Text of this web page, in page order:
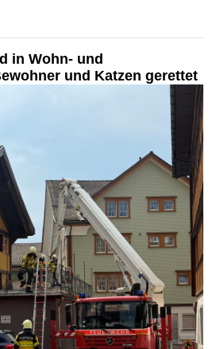
in Wohn- und
und Katzen gerettet